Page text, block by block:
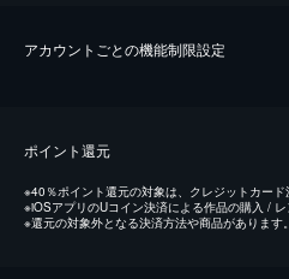
アカウントごとの機能制限設定
ポイント還元
※40％ポイント還元の対象は、クレジットカード
※iOSアプリのUコイン決済による作品の購入 /
※還元の対象外となる決済方法や商品があります